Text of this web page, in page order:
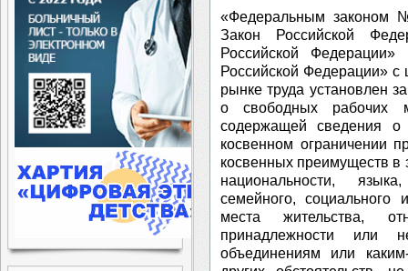
«Федеральным
Закон Российской
Российской
Российской Федерации»
рынке труда установлен
о свободных рабочих
содержащей сведения
косвенном ограничении
косвенных преимуществ в
национальности,
семейного, социального
места жительства,
принадлежности или
объединениям или